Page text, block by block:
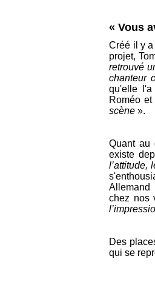
« Vous
Créé il y
projet,
retrouvé
chanteur
qu'elle
Roméo et
scène ».
Quant au
existe
l’attitude,
Allemand
chez nos
Des
qui se